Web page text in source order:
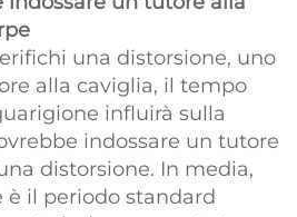
una distorsione, uno
alla caviglia, il tempo
influirà sulla
indossare un tutore
distorsione. In media,
è il periodo standard